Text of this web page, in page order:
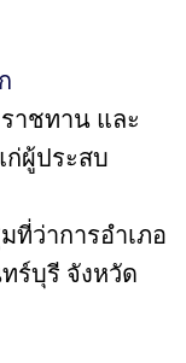
าชทาน และ
ผู้ประสบ
ที่ว่าการอำเภอ
ร์บุรี จังหวัด